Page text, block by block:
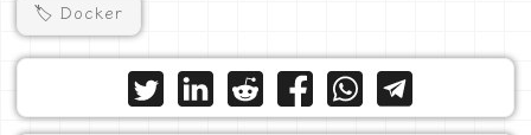
🏷️ Docker